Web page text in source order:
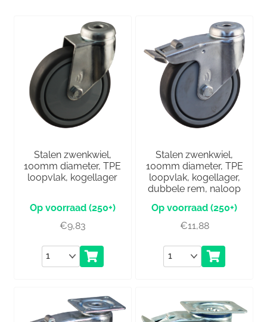
Stalen zwenkwiel,
100mm diameter, TPE
loopvlak, kogellager
(250+)
€9,83
Aantal
Stalen zwenkwiel,
100mm diameter, TPE
loopvlak, kogellager,
dubbele rem, naloop
(250+)
€11,88
Aantal